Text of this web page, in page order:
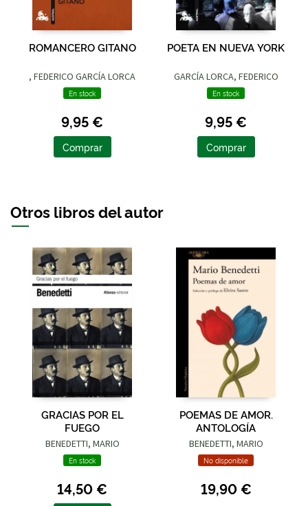
ROMANCERO GITANO
, FEDERICO GARCÍA LORCA
En stock
9,95 €
Comprar
POETA EN NUEVA YORK
GARCÍA LORCA, FEDERICO
En stock
9,95 €
Comprar
Otros libros del autor
GRACIAS POR EL
FUEGO
BENEDETTI, MARIO
En stock
14,50 €
POEMAS DE AMOR.
ANTOLOGÍA
BENEDETTI, MARIO
No disponible
19,90 €